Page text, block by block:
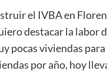
el IVBA en
destacar la labor
pocas viviendas para
por año, hoy